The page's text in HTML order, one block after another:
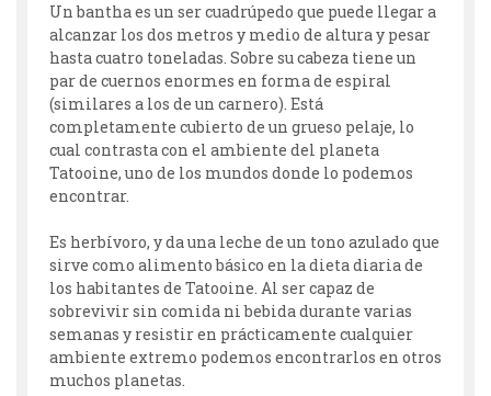
Un bantha es un ser cuadrúpedo que puede llegar a
alcanzar los dos metros y medio de altura y pesar
hasta cuatro toneladas. Sobre su cabeza tiene un
par de cuernos enormes en forma de espiral
(similares a los de un carnero). Está
completamente cubierto de un grueso pelaje, lo
cual contrasta con el ambiente del planeta
Tatooine, uno de los mundos donde lo podemos
encontrar.
Es herbívoro, y da una leche de un tono azulado que
sirve como alimento básico en la dieta diaria de
los habitantes de Tatooine. Al ser capaz de
sobrevivir sin comida ni bebida durante varias
semanas y resistir en prácticamente cualquier
ambiente extremo podemos encontrarlos en otros
muchos planetas.